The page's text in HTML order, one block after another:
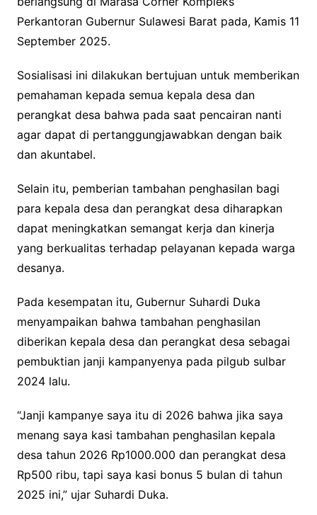
Perkantoran Gubernur Sulawesi Barat pada, Kamis 11
September 2025.
Sosialisasi ini dilakukan bertujuan untuk memberikan
pemahaman kepada semua kepala desa dan
perangkat desa bahwa pada saat pencairan nanti
agar dapat di pertanggungjawabkan dengan baik
dan akuntabel.
Selain itu, pemberian tambahan penghasilan bagi
para kepala desa dan perangkat desa diharapkan
dapat meningkatkan semangat kerja dan kinerja
yang berkualitas terhadap pelayanan kepada warga
desanya.
Pada kesempatan itu, Gubernur Suhardi Duka
menyampaikan bahwa tambahan penghasilan
diberikan kepala desa dan perangkat desa sebagai
pembuktian janji kampanyenya pada pilgub sulbar
2024 lalu.
“Janji kampanye saya itu di 2026 bahwa jika saya
menang saya kasi tambahan penghasilan kepala
desa tahun 2026 Rp1000.000 dan perangkat desa
Rp500 ribu, tapi saya kasi bonus 5 bulan di tahun
2025 ini,” ujar Suhardi Duka.